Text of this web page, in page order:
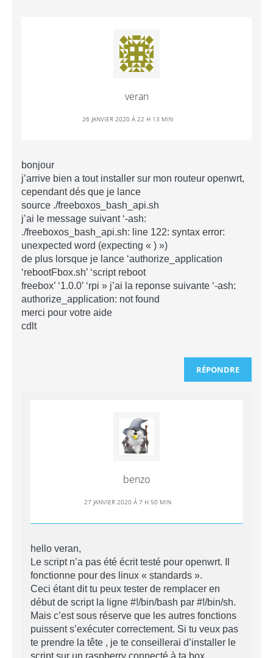
veran
26 JANVIER 2020 Á 22 H 13 MIN
bonjour
j’arrive bien a tout installer sur mon routeur openwrt,
cependant dés que je lance
source ./freeboxos_bash_api.sh
j’ai le message suivant ‘-ash:
./freeboxos_bash_api.sh: line 122: syntax error:
unexpected word (expecting « ) »)
de plus lorsque je lance ‘authorize_application
‘rebootFbox.sh’ ‘script reboot
freebox’ ‘1.0.0’ ‘rpi » j’ai la reponse suivante ‘-ash:
authorize_application: not found
merci pour votre aide
cdlt
RÉPONDRE
benzo
27 JANVIER 2020 Á 7 H 50 MIN
hello veran,
Le script n’a pas été écrit testé pour openwrt. Il
fonctionne pour des linux « standards ».
Ceci étant dit tu peux tester de remplacer en
début de script la ligne #!/bin/bash par #!/bin/sh.
Mais c’est sous réserve que les autres fonctions
puissent s’exécuter correctement. Si tu veux pas
te prendre la tête , je te conseillerai d’installer le
script sur un raspberry connecté à ta box.